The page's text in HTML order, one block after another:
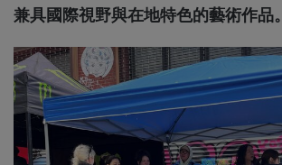
兼具國際視野與在地特色的藝術作品。